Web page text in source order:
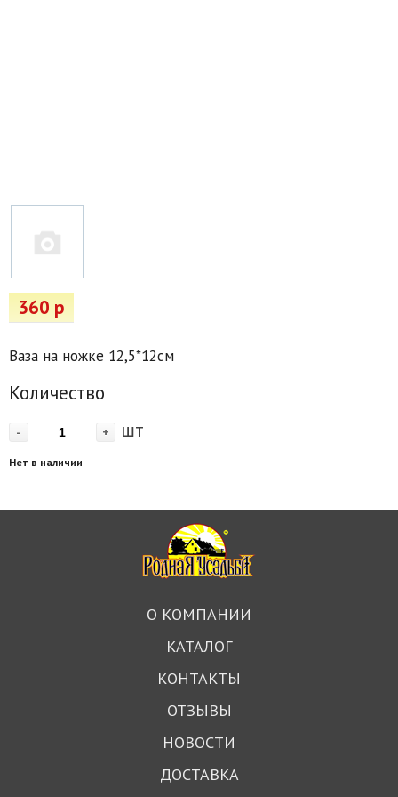
Подарочные сертификаты
360 р
Ваза на ножке 12,5*12см
Количество
- + шт
Нет в наличии
О КОМПАНИИ
КАТАЛОГ
КОНТАКТЫ
ОТЗЫВЫ
НОВОСТИ
ДОСТАВКА